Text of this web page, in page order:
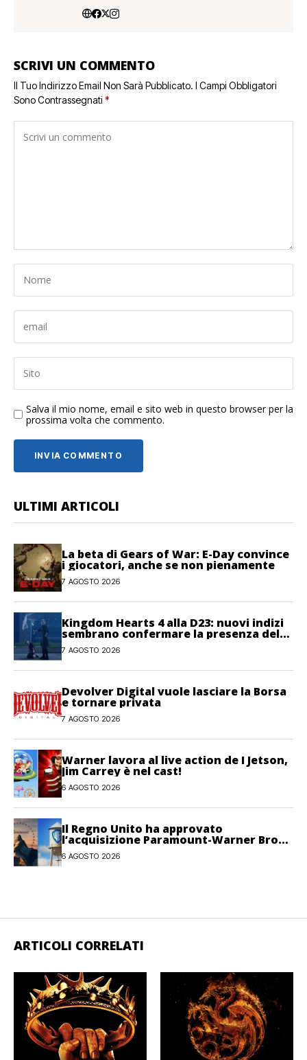
SCRIVI UN COMMENTO
Il Tuo Indirizzo Email Non Sarà Pubblicato. I Campi Obbligatori
Sono Contrassegnati *
Salva il mio nome, email e sito web in questo browser per la
prossima volta che commento.
ULTIMI ARTICOLI
La beta di Gears of War: E-Day convince
i giocatori, anche se non pienamente
7 AGOSTO 2026
Kingdom Hearts 4 alla D23: nuovi indizi
sembrano confermare la presenza del
gioco
7 AGOSTO 2026
Devolver Digital vuole lasciare la Borsa
e tornare privata
7 AGOSTO 2026
Warner lavora al live action de I Jetson,
Jim Carrey è nel cast!
6 AGOSTO 2026
Il Regno Unito ha approvato
l’acquisizione Paramount-Warner Bros
Discovery
6 AGOSTO 2026
ARTICOLI CORRELATI